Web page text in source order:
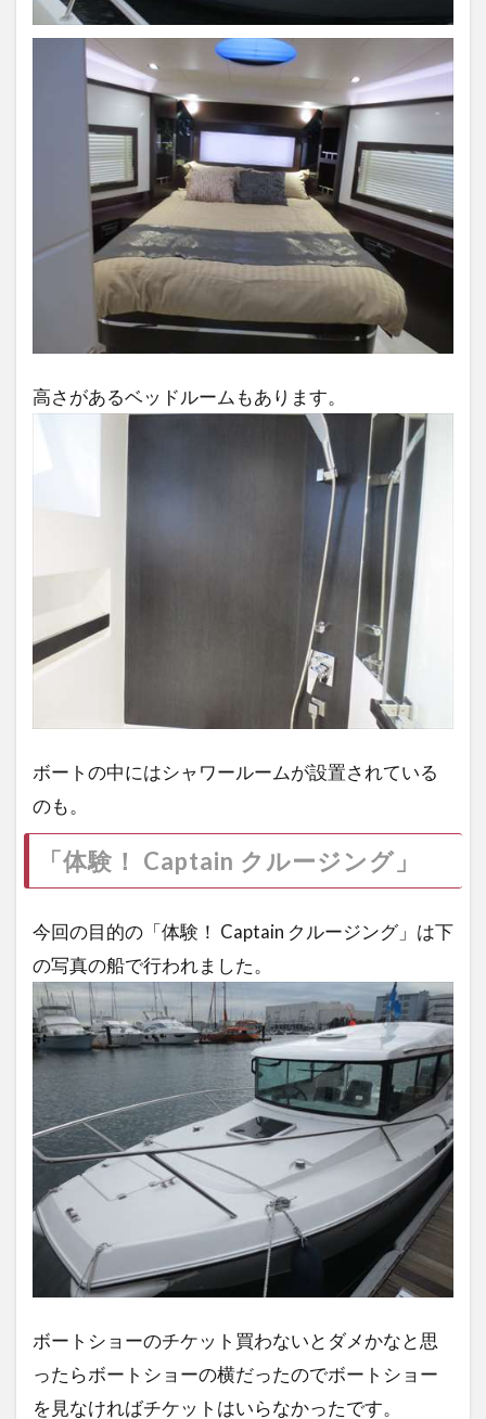
高さがあるベッドルームもあります。
ボートの中にはシャワールームが設置されている
のも。
「体験！ Captain クルージング」
今回の目的の「体験！ Captain クルージング」は下
の写真の船で行われました。
ボートショーのチケット買わないとダメかなと思
ったらボートショーの横だったのでボートショー
を見なければチケットはいらなかったです。